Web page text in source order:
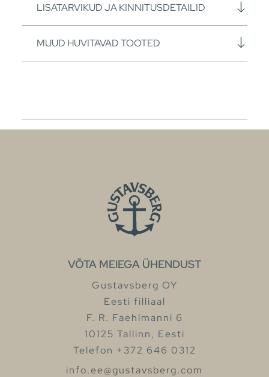
LISATARVIKUD JA KINNITUSDETAILID
MUUD HUVITAVAD TOOTED
VÕTA MEIEGA ÜHENDUST
Gustavsberg OY
Eesti filliaal
F. R. Faehlmanni 6
10125 Tallinn, Eesti
Telefon +372 646 0312
info.ee@gustavsberg.com